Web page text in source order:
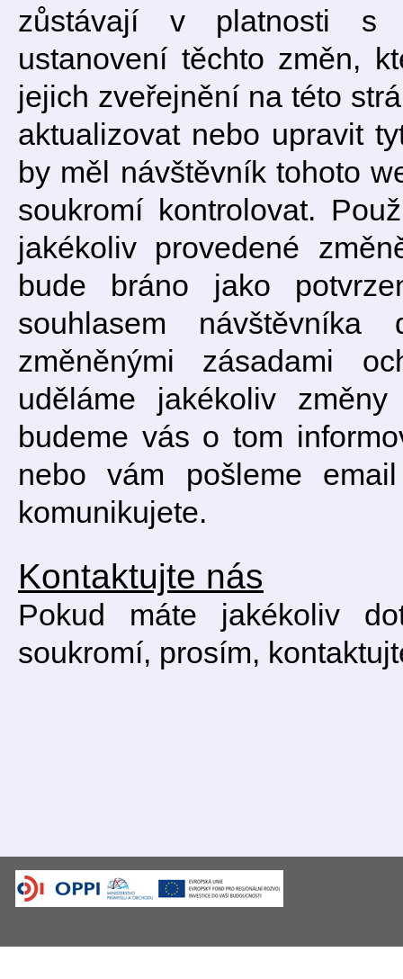
zůstávají v platnosti s
ustanovení těchto změn,
jejich zveřejnění na této
aktualizovat nebo upravit
by měl návštěvník tohoto
soukromí kontrolovat.
jakékoliv provedené
bude bráno jako
souhlasem
změněnými zásadami
uděláme jakékoliv
budeme vás o tom
nebo vám pošleme
komunikujete.
Kontaktujte nás
Pokud máte jakékoliv
soukromí, prosím,